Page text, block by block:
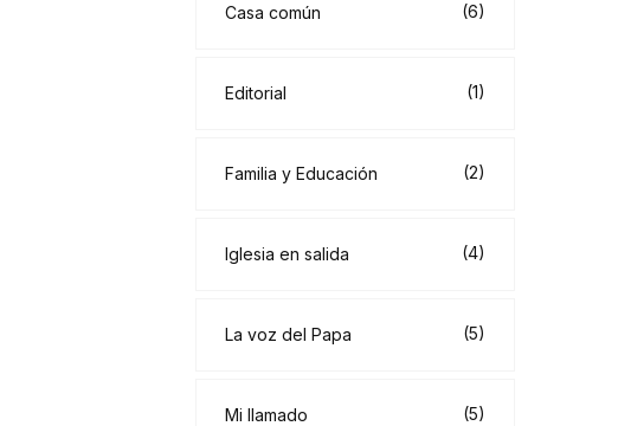
Casa común (6)
Editorial (1)
Familia y Educación (2)
Iglesia en salida (4)
La voz del Papa (5)
Mi llamado (5)